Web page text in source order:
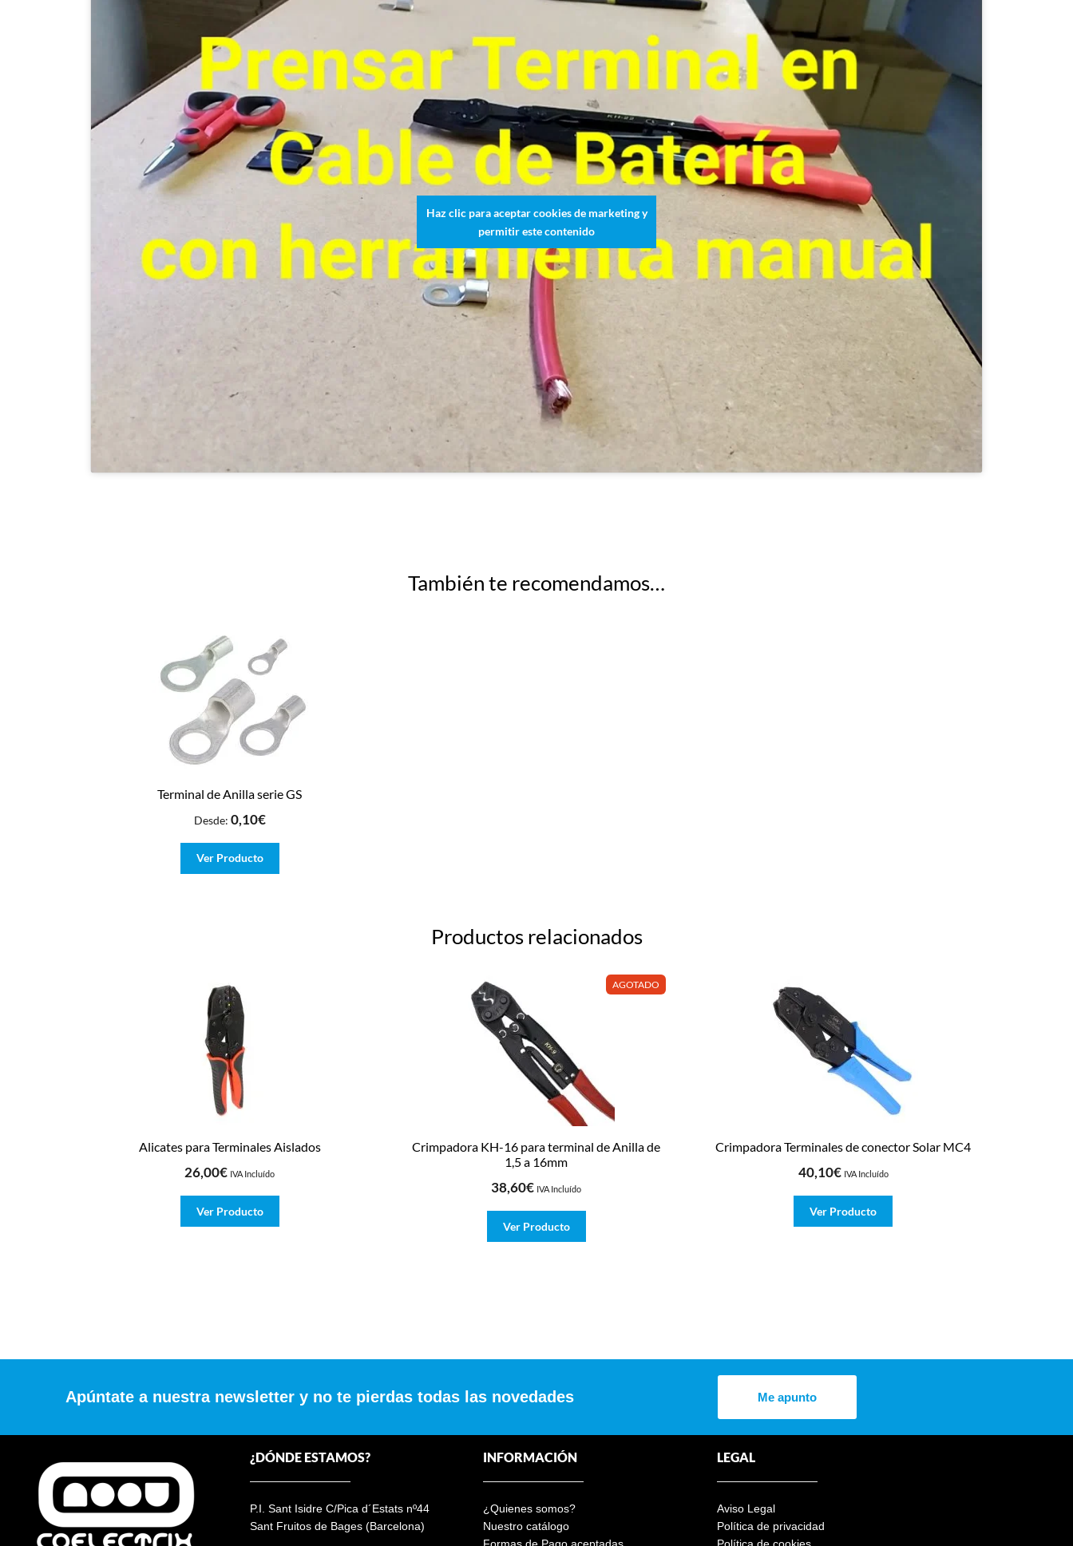
Haz clic para aceptar cookies de marketing y
permitir este contenido
También te recomendamos…
Terminal de Anilla serie GS
Desde: 0,10€
Ver Producto
Productos relacionados
Alicates para Terminales Aislados
26,00€ IVA Incluído
Ver Producto
AGOTADO
Crimpadora KH-16 para terminal de Anilla de
1,5 a 16mm
38,60€ IVA Incluído
Ver Producto
Crimpadora Terminales de conector Solar MC4
40,10€ IVA Incluído
Ver Producto
Apúntate a nuestra newsletter y no te pierdas todas las novedades Me apunto
¿DÓNDE ESTAMOS?
P.I. Sant Isidre C/Pica d´Estats nº44
Sant Fruitos de Bages (Barcelona)
INFORMACIÓN
¿Quienes somos?
Nuestro catálogo
Formas de Pago aceptadas
LEGAL
Aviso Legal
Política de privacidad
Política de cookies